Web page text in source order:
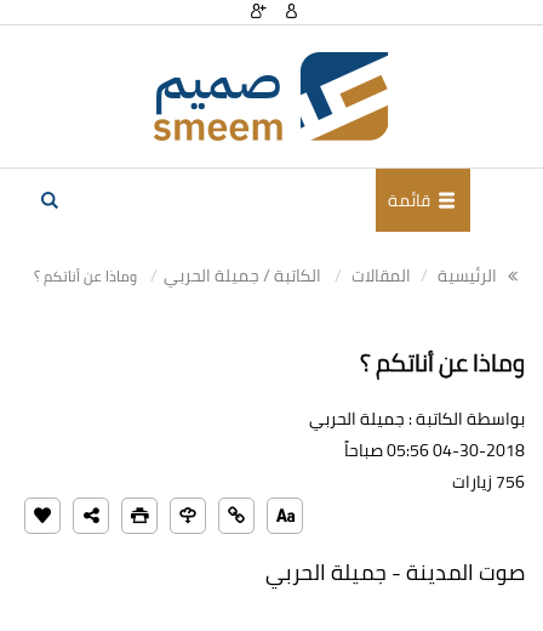
قائمة
الرئيسية المقالات الكاتبة / جميلة الحربي وماذا عن أناتكم ؟
وماذا عن أناتكم ؟
بواسطة الكاتبة : جميلة الحربي
04-30-2018 05:56 صباحاً
756 زيارات
صوت المدينة - جميلة الحربي